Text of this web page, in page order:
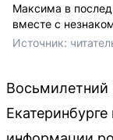
Максима в
вместе с
Источник: